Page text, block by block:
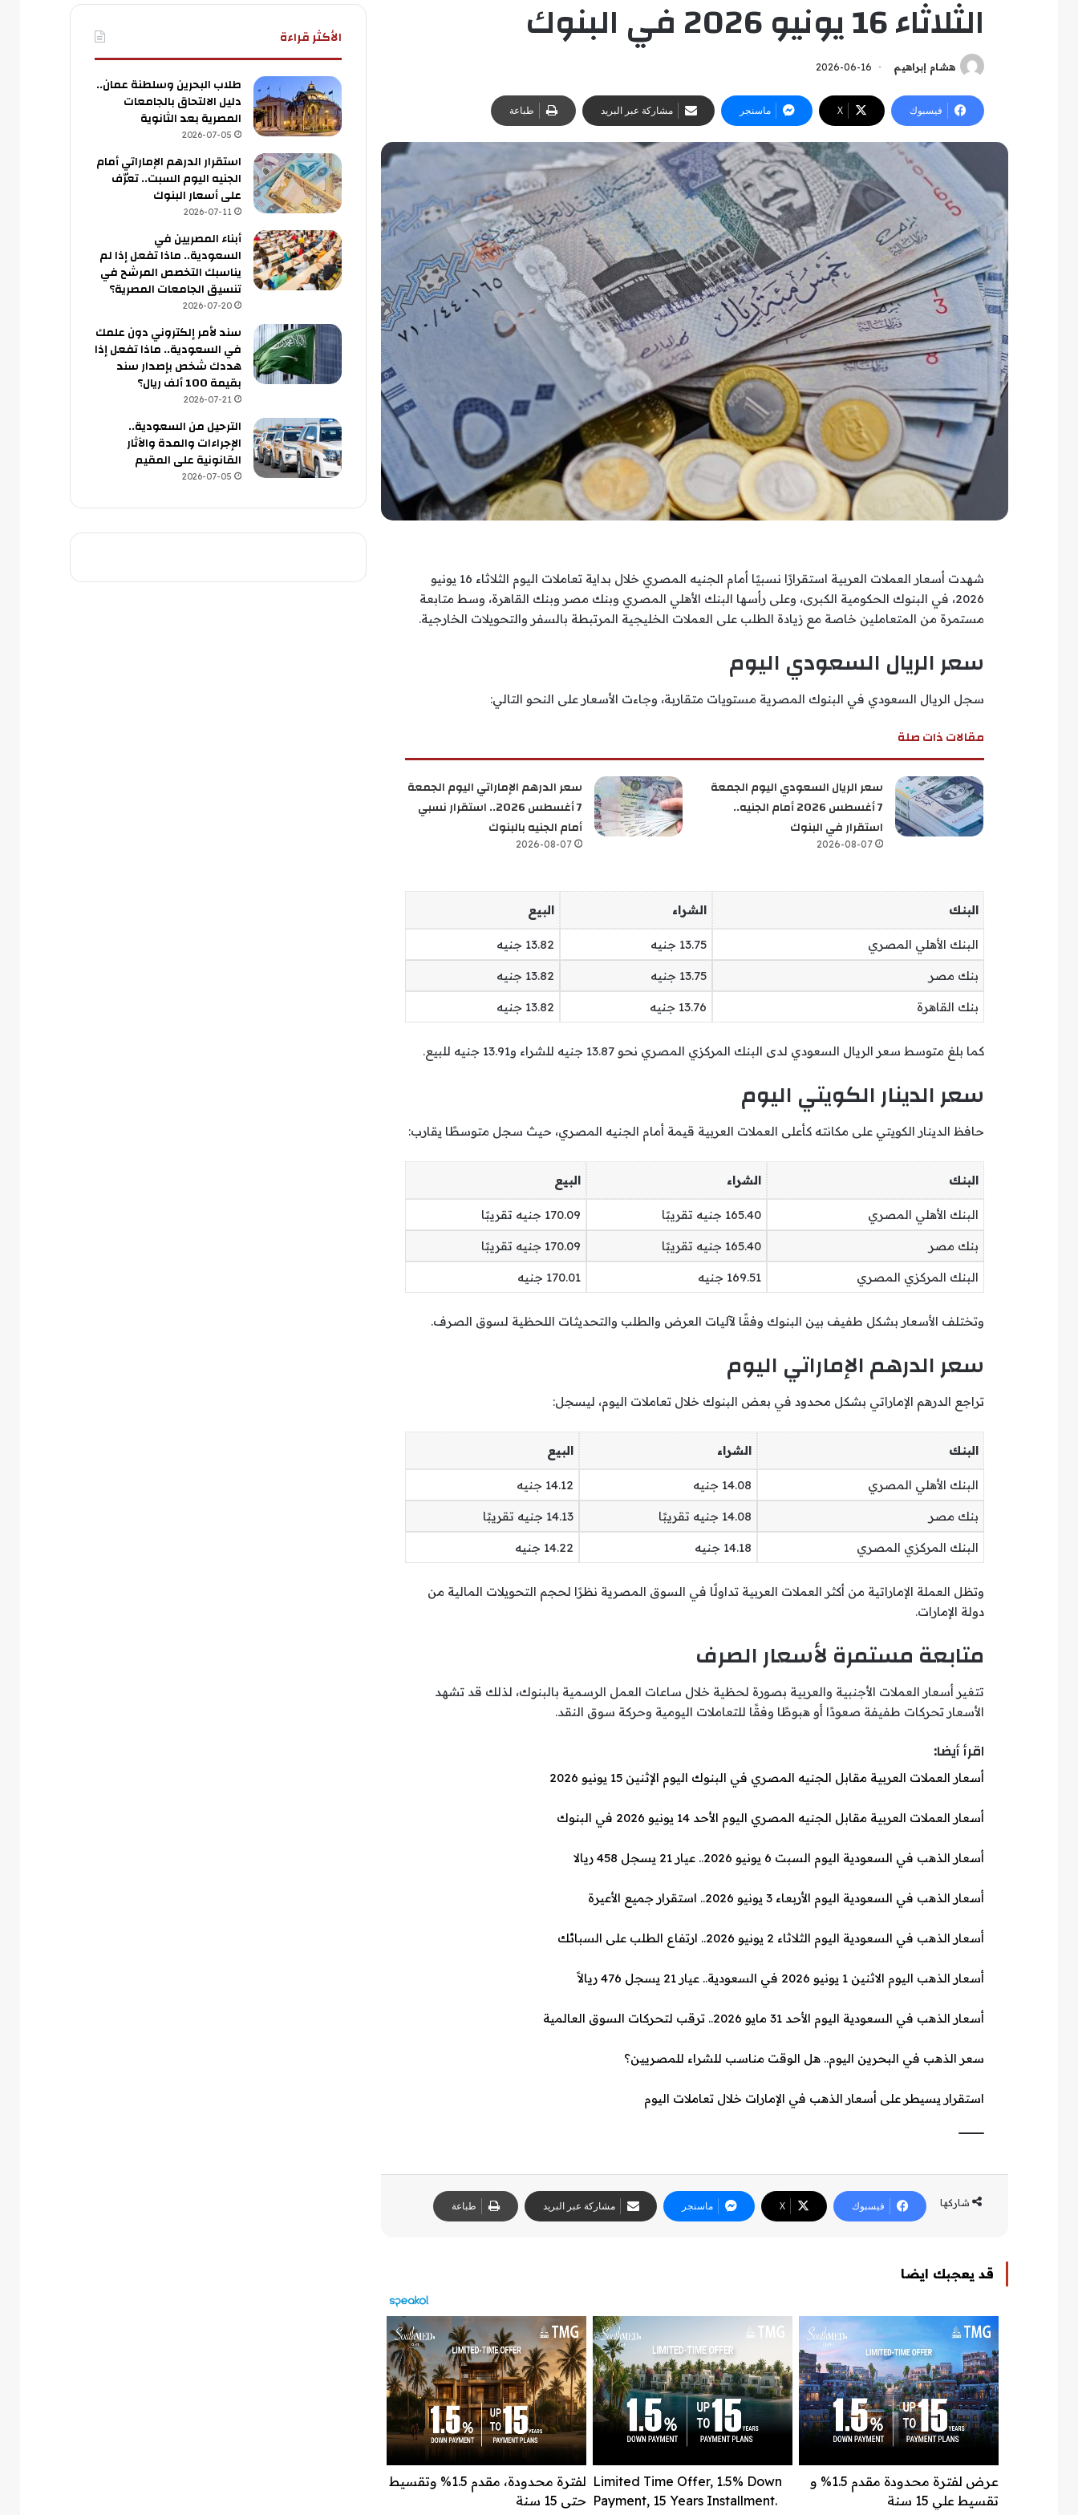
الثلاثاء 16 يونيو 2026 في البنوك
هشام إبراهيم 2026-06-16
فيسبوك ‫X ماسنجر مشاركة عبر البريد طباعة
شهدت أسعار العملات العربية استقرارًا نسبيًا أمام الجنيه المصري خلال بداية تعاملات اليوم الثلاثاء 16 يونيو
2026، في البنوك الحكومية الكبرى، وعلى رأسها البنك الأهلي المصري وبنك مصر وبنك القاهرة، وسط متابعة
مستمرة من المتعاملين خاصة مع زيادة الطلب على العملات الخليجية المرتبطة بالسفر والتحويلات الخارجية.
سعر الريال السعودي اليوم
سجل الريال السعودي في البنوك المصرية مستويات متقاربة، وجاءت الأسعار على النحو التالي:
مقالات ذات صلة
سعر الريال السعودي اليوم الجمعة
7 أغسطس 2026 أمام الجنيه..
استقرار في البنوك
2026-08-07
سعر الدرهم الإماراتي اليوم الجمعة
7 أغسطس 2026.. استقرار نسبي
أمام الجنيه بالبنوك
2026-08-07
البنك الشراء البيع
البنك الأهلي المصري 13.75 جنيه 13.82 جنيه
بنك مصر 13.75 جنيه 13.82 جنيه
بنك القاهرة 13.76 جنيه 13.82 جنيه
كما بلغ متوسط سعر الريال السعودي لدى البنك المركزي المصري نحو 13.87 جنيه للشراء و13.91 جنيه للبيع.
سعر الدينار الكويتي اليوم
حافظ الدينار الكويتي على مكانته كأعلى العملات العربية قيمة أمام الجنيه المصري، حيث سجل متوسطًا يقارب:
البنك الشراء البيع
البنك الأهلي المصري 165.40 جنيه تقريبًا 170.09 جنيه تقريبًا
بنك مصر 165.40 جنيه تقريبًا 170.09 جنيه تقريبًا
البنك المركزي المصري 169.51 جنيه 170.01 جنيه
وتختلف الأسعار بشكل طفيف بين البنوك وفقًا لآليات العرض والطلب والتحديثات اللحظية لسوق الصرف.
سعر الدرهم الإماراتي اليوم
تراجع الدرهم الإماراتي بشكل محدود في بعض البنوك خلال تعاملات اليوم، ليسجل:
البنك الشراء البيع
البنك الأهلي المصري 14.08 جنيه 14.12 جنيه
بنك مصر 14.08 جنيه تقريبًا 14.13 جنيه تقريبًا
البنك المركزي المصري 14.18 جنيه 14.22 جنيه
وتظل العملة الإماراتية من أكثر العملات العربية تداولًا في السوق المصرية نظرًا لحجم التحويلات المالية من
دولة الإمارات.
متابعة مستمرة لأسعار الصرف
تتغير أسعار العملات الأجنبية والعربية بصورة لحظية خلال ساعات العمل الرسمية بالبنوك، لذلك قد تشهد
الأسعار تحركات طفيفة صعودًا أو هبوطًا وفقًا للتعاملات اليومية وحركة سوق النقد.
اقرأ أيضا:
أسعار العملات العربية مقابل الجنيه المصري في البنوك اليوم الإثنين 15 يونيو 2026
أسعار العملات العربية مقابل الجنيه المصري اليوم الأحد 14 يونيو 2026 في البنوك
أسعار الذهب في السعودية اليوم السبت 6 يونيو 2026.. عيار 21 يسجل 458 ريالا
أسعار الذهب في السعودية اليوم الأربعاء 3 يونيو 2026.. استقرار جميع الأعيرة
أسعار الذهب في السعودية اليوم الثلاثاء 2 يونيو 2026.. ارتفاع الطلب على السبائك
أسعار الذهب اليوم الاثنين 1 يونيو 2026 في السعودية.. عيار 21 يسجل 476 ريالاً
أسعار الذهب في السعودية اليوم الأحد 31 مايو 2026.. ترقب لتحركات السوق العالمية
سعر الذهب في البحرين اليوم.. هل الوقت مناسب للشراء للمصريين؟
استقرار يسيطر على أسعار الذهب في الإمارات خلال تعاملات اليوم
شاركها فيسبوك ‫X ماسنجر مشاركة عبر البريد طباعة
قد يعجبك ايضا
عرض لفترة محدودة مقدم 1.5% و
تقسيط علي 15 سنة
Limited Time Offer, 1.5% Down
Payment, 15 Years Installment.
لفترة محدودة، مقدم 1.5% وتقسيط
حتى 15 سنة
الأكثر قراءة
طلاب البحرين وسلطنة عمان..
دليل الالتحاق بالجامعات
المصرية بعد الثانوية
2026-07-05
استقرار الدرهم الإماراتي أمام
الجنيه اليوم السبت.. تعرّف
على أسعار البنوك
2026-07-11
أبناء المصريين في
السعودية.. ماذا تفعل إذا لم
يناسبك التخصص المرشح في
تنسيق الجامعات المصرية؟
2026-07-20
سند لأمر إلكتروني دون علمك
في السعودية.. ماذا تفعل إذا
هددك شخص بإصدار سند
بقيمة 100 ألف ريال؟
2026-07-21
الترحيل من السعودية..
الإجراءات والمدة والآثار
القانونية على المقيم
2026-07-05